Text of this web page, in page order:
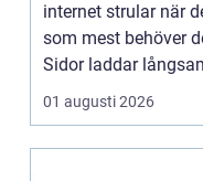
internet strular när
som mest behöver
Sidor laddar
videos hacka...
01 augusti 2026